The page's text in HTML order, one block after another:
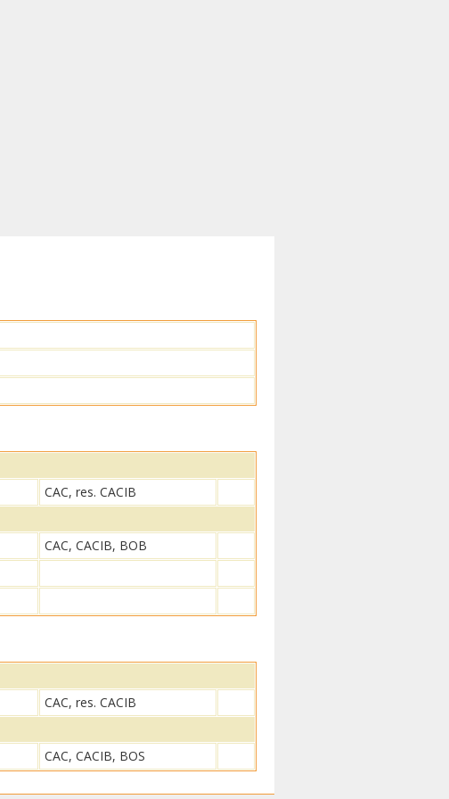
CAC, res. CACIB
CAC, CACIB, BOB
CAC, res. CACIB
CAC, CACIB, BOS